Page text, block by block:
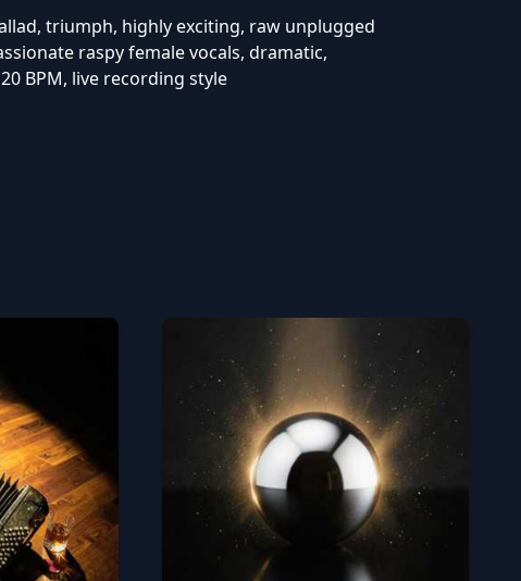
triumph, highly exciting, raw unplugged
raspy female vocals, dramatic,
BPM, live recording style